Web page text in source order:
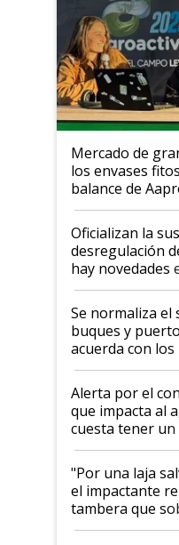
Mercado de
los envases
balance de
Oficializan la
desregulación
hay novedades
la hidrovía
Se normaliza el
buques y
acuerda con los
suspende el
desregulación
Alerta por el
que impacta al
cuesta tener un
y el peligro de
pase a ser "país
"Por una laja
el impactante
tambera que
tornado